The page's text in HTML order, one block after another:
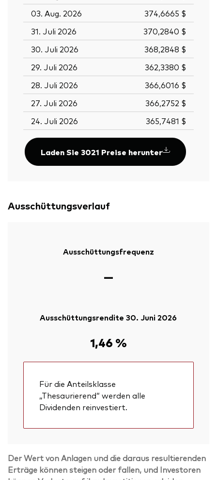
03. Aug. 2026
374,6665 $
31. Juli 2026
370,2840 $
30. Juli 2026
368,2848 $
29. Juli 2026
362,3380 $
28. Juli 2026
366,6016 $
27. Juli 2026
366,2752 $
24. Juli 2026
365,7481 $
Laden Sie 3021 Preise herunter
Ausschüttungsverlauf
Ausschüttungsfrequenz
—
Ausschüttungsrendite 30. Juni 2026
1,46 %
Für die Anteilsklasse
„Thesaurierend“ werden alle
Dividenden reinvestiert.
Der Wert von Anlagen und die daraus resultierenden
Erträge können steigen oder fallen, und Investoren